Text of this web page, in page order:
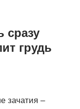
сразу
грудь
зачатия –